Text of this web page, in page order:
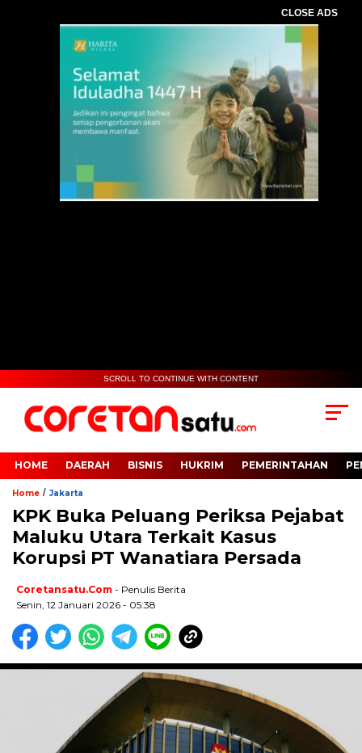
CLOSE ADS
SCROLL TO CONTINUE WITH CONTENT
HOME DAERAH BISNIS HUKRIM PEMERINTAHAN
Home / Jakarta
KPK Buka Peluang Periksa Pejabat
Maluku Utara Terkait Kasus
Korupsi PT Wanatiara Persada
Coretansatu.com - Penulis Berita
Senin, 12 Januari 2026 - 05:38